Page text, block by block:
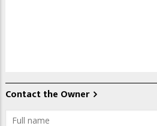
Contact the Owner